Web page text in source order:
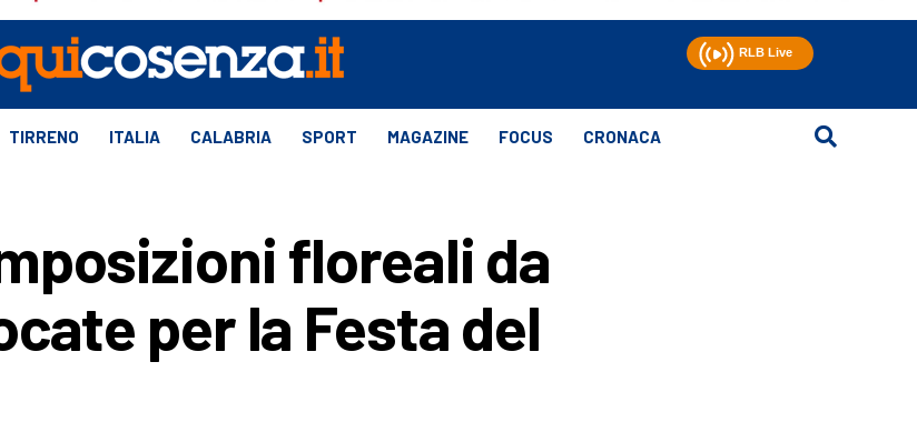
TIRRENO ITALIA CALABRIA SPORT MAGAZINE FOCUS CRONACA
floreali da
per la Festa del